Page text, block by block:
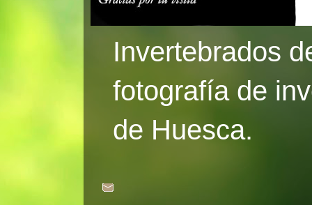
Invertebrados
fotografía de
de Huesca.